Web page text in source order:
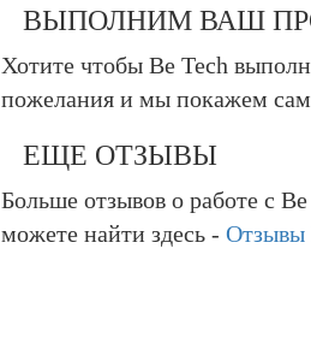
ВЫПОЛНИМ ВАШ
Хотите чтобы Be Tech
пожелания и мы покажем
ЕЩЕ ОТЗЫВЫ
Больше отзывов о работе с
можете найти здесь - Отзывы